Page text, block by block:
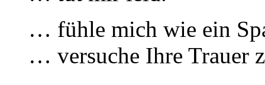
… fühle mich wie ein
… versuche Ihre Trauer